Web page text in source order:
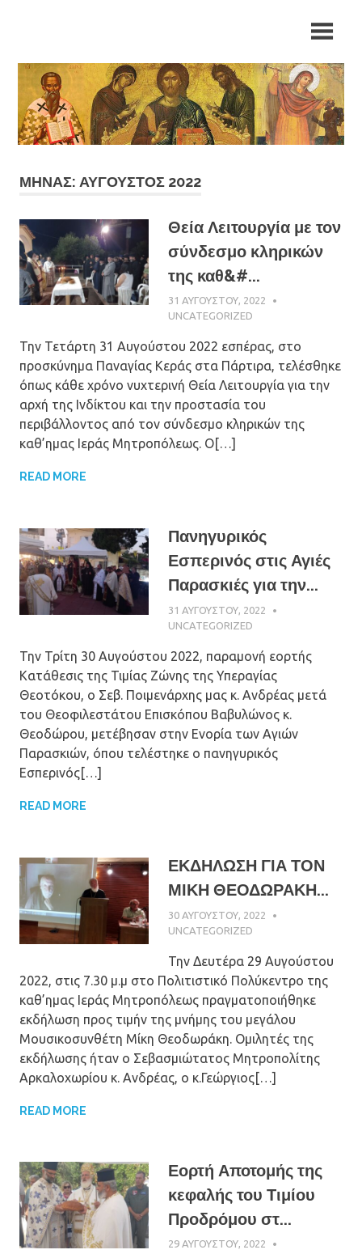
Μητρόπολη
Αρκαλοχωρίου,
Καστελλίου
και
Βιάννου
Καστελλίου
και
Βιάννου
ΜΉΝΑΣ: ΑΎΓΟΥΣΤΟΣ 2022
Θεία Λειτουργία με τον
σύνδεσμο κληρικών
της καθ&#...
31 ΑΥΓΟΎΣΤΟΥ, 2022
UNCATEGORIZED
Την Τετάρτη 31 Αυγούστου 2022 εσπέρας, στο
προσκύνημα Παναγίας Κεράς στα Πάρτιρα, τελέσθηκε
όπως κάθε χρόνο νυχτερινή Θεία Λειτουργία για την
αρχή της Ινδίκτου και την προστασία του
περιβάλλοντος από τον σύνδεσμο κληρικών της
καθ’ημας Ιεράς Μητροπόλεως. Ο[…]
READ MORE
Πανηγυρικός
Εσπερινός στις Αγιές
Παρασκιές για την...
31 ΑΥΓΟΎΣΤΟΥ, 2022
UNCATEGORIZED
Την Τρίτη 30 Αυγούστου 2022, παραμονή εορτής
Κατάθεσις της Τιμίας Ζώνης της Υπεραγίας
Θεοτόκου, ο Σεβ. Ποιμενάρχης μας κ. Ανδρέας μετά
του Θεοφιλεστάτου Επισκόπου Βαβυλώνος κ.
Θεοδώρου, μετέβησαν στην Ενορία των Αγιών
Παρασκιών, όπου τελέστηκε ο πανηγυρικός
Εσπερινός[…]
READ MORE
ΕΚΔΗΛΩΣΗ ΓΙΑ ΤΟΝ
ΜΙΚΗ ΘΕΟΔΩΡΑΚΗ...
30 ΑΥΓΟΎΣΤΟΥ, 2022
UNCATEGORIZED
Την Δευτέρα 29 Αυγούστου
2022, στις 7.30 μ.μ στο Πολιτιστικό Πολύκεντρο της
καθ’ημας Ιεράς Μητροπόλεως πραγματοποιήθηκε
εκδήλωση προς τιμήν της μνήμης του μεγάλου
Μουσικοσυνθέτη Μίκη Θεοδωράκη. Ομιλητές της
εκδήλωσης ήταν ο Σεβασμιώτατος Μητροπολίτης
Αρκαλοχωρίου κ. Ανδρέας, ο κ.Γεώργιος[…]
READ MORE
Εορτή Αποτομής της
κεφαλής του Τιμίου
Προδρόμου στ...
29 ΑΥΓΟΎΣΤΟΥ, 2022